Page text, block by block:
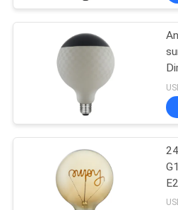
DI
QUALITÀ
CONTATTICI
RICHIEDA
UNA
CITAZIONE
LED G9